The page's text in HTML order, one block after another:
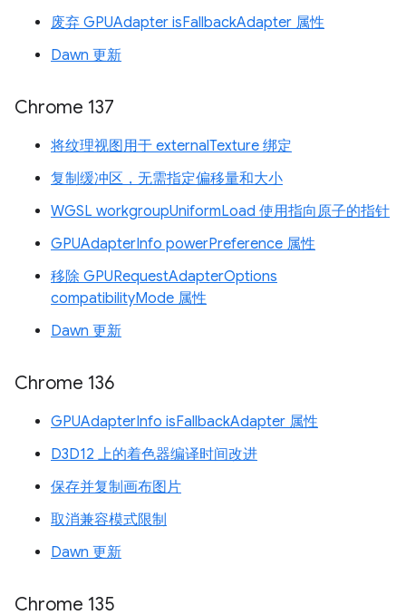
废弃 GPUAdapter isFallbackAdapter 属性
Dawn 更新
Chrome 137
将纹理视图用于 externalTexture 绑定
复制缓冲区，无需指定偏移量和大小
WGSL workgroupUniformLoad 使用指向原子的指针
GPUAdapterInfo powerPreference 属性
移除 GPURequestAdapterOptions
compatibilityMode 属性
Dawn 更新
Chrome 136
GPUAdapterInfo isFallbackAdapter 属性
D3D12 上的着色器编译时间改进
保存并复制画布图片
取消兼容模式限制
Dawn 更新
Chrome 135